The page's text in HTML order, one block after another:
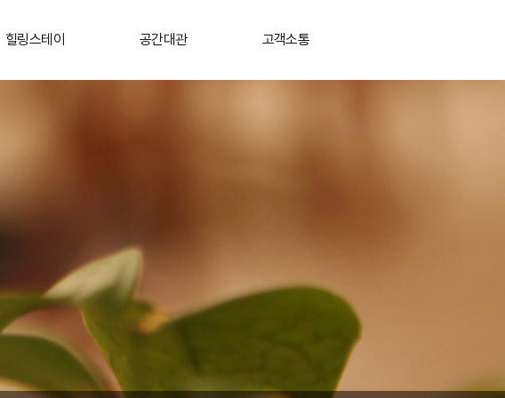
힐링스테이 공간대관 고객소통